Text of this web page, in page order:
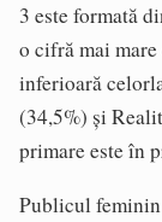
3 este formată
o cifră mai
inferioară
(34,5%) și
primare este în
Publicul feminin